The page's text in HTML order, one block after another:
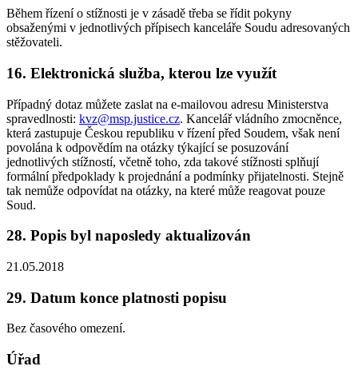
Během řízení o stížnosti je v zásadě třeba se řídit pokyny
obsaženými v jednotlivých přípisech kanceláře Soudu adresovaných
stěžovateli.
16. Elektronická služba, kterou lze využít
Případný dotaz můžete zaslat na e-mailovou adresu Ministerstva
spravedlnosti: kvz@msp.justice.cz. Kancelář vládního zmocněnce,
která zastupuje Českou republiku v řízení před Soudem, však není
povolána k odpovědím na otázky týkající se posuzování
jednotlivých stížností, včetně toho, zda takové stížnosti splňují
formální předpoklady k projednání a podmínky přijatelnosti. Stejně
tak nemůže odpovídat na otázky, na které může reagovat pouze
Soud.
28. Popis byl naposledy aktualizován
21.05.2018
29. Datum konce platnosti popisu
Bez časového omezení.
Úřad